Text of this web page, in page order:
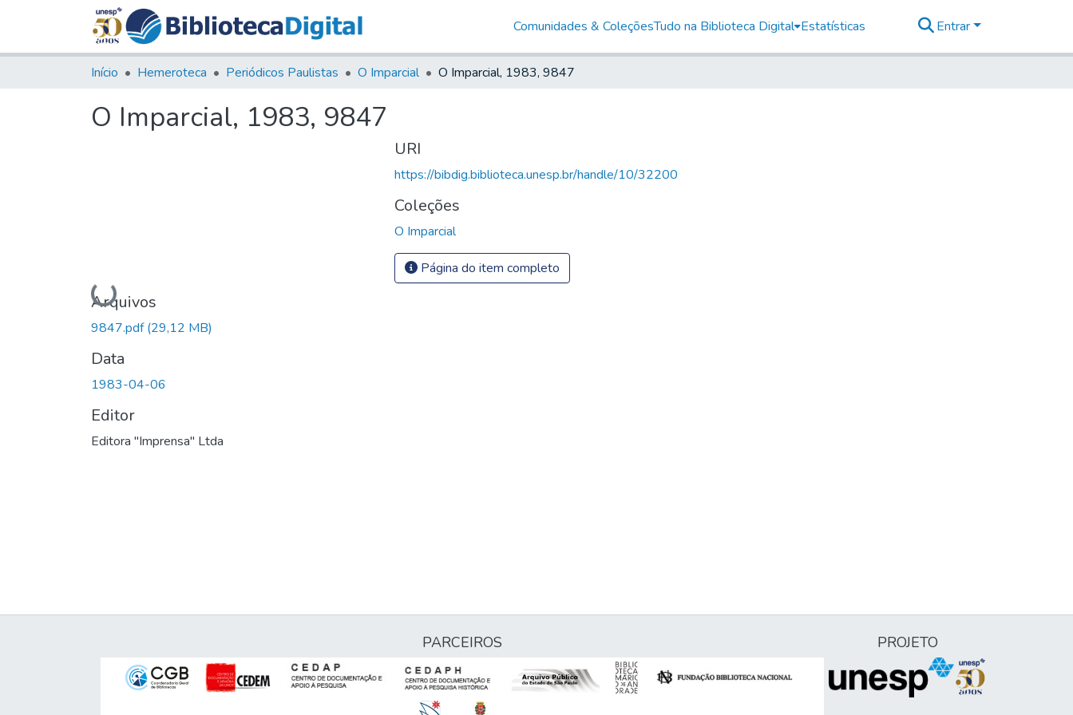
Comunidades & ColeçõesTudo na Biblioteca Digital Estatísticas Entrar
Início Hemeroteca Periódicos Paulistas O Imparcial O Imparcial, 1983, 9847
O Imparcial, 1983, 9847
Carregando...
Arquivos
9847.pdf(29,12 MB)
Data
1983-04-06
Editor
Editora "Imprensa" Ltda
URI
https://bibdig.biblioteca.unesp.br/handle/10/32200
Coleções
O Imparcial
Página do item completo
PARCEIROS PROJETO